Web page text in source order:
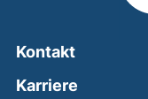
Kontakt
Karriere